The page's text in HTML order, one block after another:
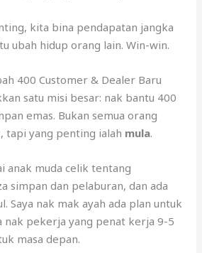
kita bina pendapatan jangka
ubah hidup orang lain. Win-win.
400 Customer & Dealer Baru
satu misi besar: nak bantu 400
emas. Bukan semua orang
tapi yang penting ialah mula.
anak muda celik tentang
simpan dan pelaburan, dan ada
Saya nak mak ayah ada plan untuk
nak pekerja yang penat kerja 9-5
masa depan.